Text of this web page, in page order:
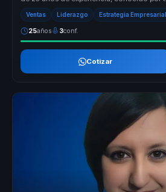
profesionales en líde...
Ventas Liderazgo Estrategia Empresarial
25años 3conf.
Cotizar